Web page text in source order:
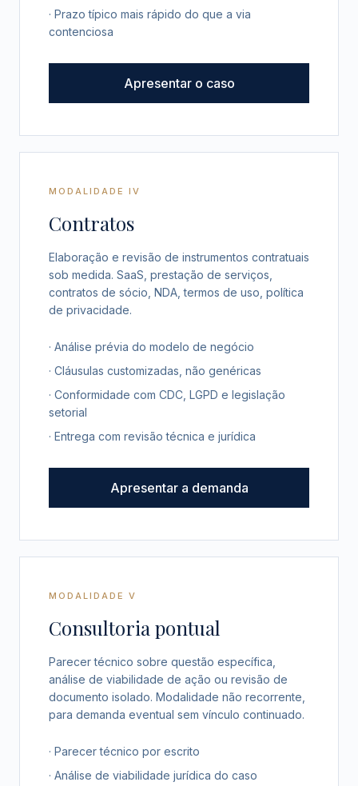
· Prazo típico mais rápido do que a via
contenciosa
Apresentar o caso
MODALIDADE IV
Contratos
Elaboração e revisão de instrumentos contratuais
sob medida. SaaS, prestação de serviços,
contratos de sócio, NDA, termos de uso, política
de privacidade.
· Análise prévia do modelo de negócio
· Cláusulas customizadas, não genéricas
· Conformidade com CDC, LGPD e legislação
setorial
· Entrega com revisão técnica e jurídica
Apresentar a demanda
MODALIDADE V
Consultoria pontual
Parecer técnico sobre questão específica,
análise de viabilidade de ação ou revisão de
documento isolado. Modalidade não recorrente,
para demanda eventual sem vínculo continuado.
· Parecer técnico por escrito
· Análise de viabilidade jurídica do caso